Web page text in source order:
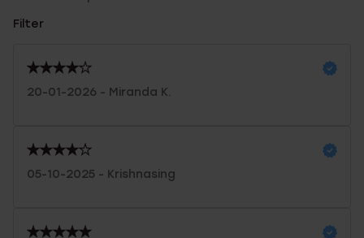
Filter
20-01-2026 - Miranda K.
05-10-2025 - Krishnasing